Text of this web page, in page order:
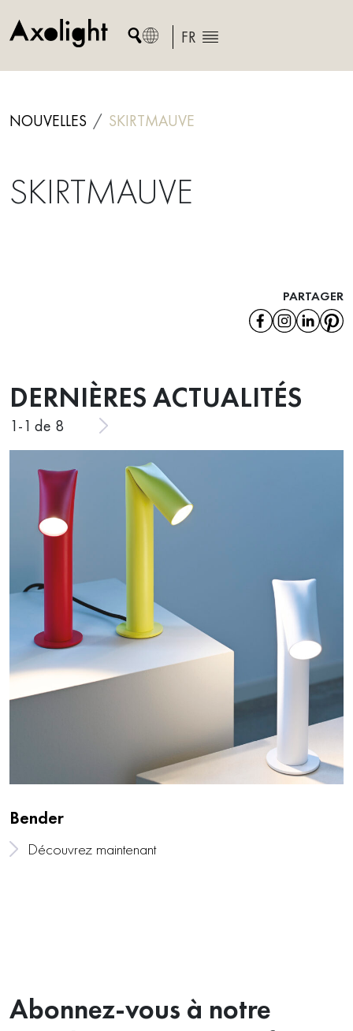
to
FR
NOUVELLES SKIRTMAUVE
SKIRTMAUVE
PARTAGER
DERNIÈRES ACTUALITÉS
1-1 de 8
Bender
Découvrez maintenant
Abonnez-vous à notre